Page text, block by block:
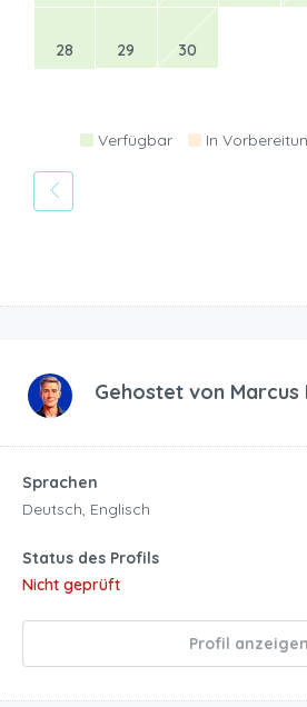
28 29 30
Verfügbar In
Gehostet von
Sprachen
Deutsch, Englisch
Status des Profils
Nicht geprüft
Profil anzeigen